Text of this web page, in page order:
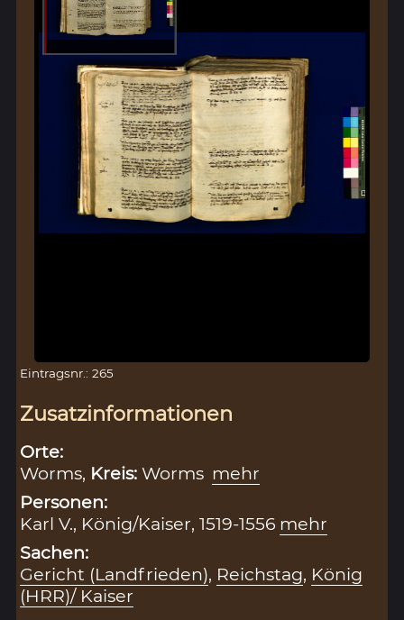
Eintragsnr.: 265
Zusatzinformationen
Orte:
Worms, Kreis:Worms mehr
Personen:
Karl V., König/Kaiser, 1519-1556 mehr
Sachen:
Gericht (Landfrieden), Reichstag, König
(HRR)/ Kaiser